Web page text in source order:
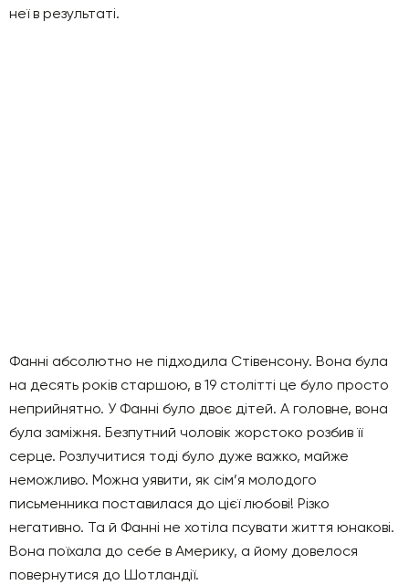
неї в результаті.
Фанні абсолютно не підходила Стівенсону. Вона була
на десять років старшою, в 19 столітті це було просто
неприйнятно. У Фанні було двоє дітей. А головне, вона
була заміжня. Безпутний чоловік жорстоко розбив її
серце. Розлучитися тоді було дуже важко, майже
неможливо. Можна уявити, як сім’я молодого
письменника поставилася до цієї любові! Різко
негативно. Та й Фанні не хотіла псувати життя юнакові.
Вона поїхала до себе в Америку, а йому довелося
повернутися до Шотландії.